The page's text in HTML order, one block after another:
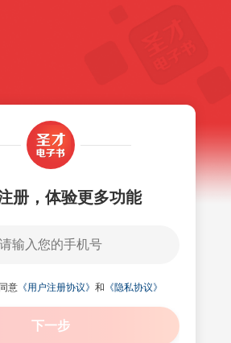
册，体验更多功能
意 《用户注册协议》 和 《隐私协议》
下一步